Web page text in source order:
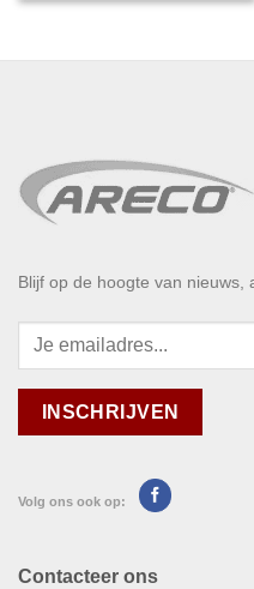
Blijf op de hoogte van nieuws,
Volg ons ook op:
Contacteer ons